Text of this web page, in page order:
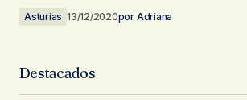
Asturias 13/12/2020por Adriana
Destacados